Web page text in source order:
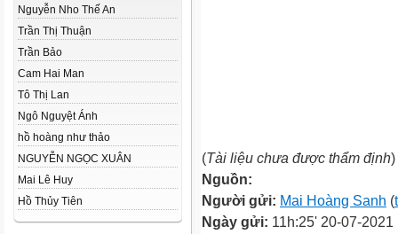
Nguyễn Nho Thế An
Trần Thị Thuận
Trần Bảo
Cam Hai Man
Tô Thị Lan
Ngô Nguyệt Ánh
hồ hoàng như thảo
NGUYỄN NGỌC XUÂN
Mai Lê Huy
Hồ Thủy Tiên
(Tài liệu chưa được thẩm định)
Nguồn:
Người gửi: Mai Hoàng Sanh (
Ngày gửi: 11h:25' 20-07-2021